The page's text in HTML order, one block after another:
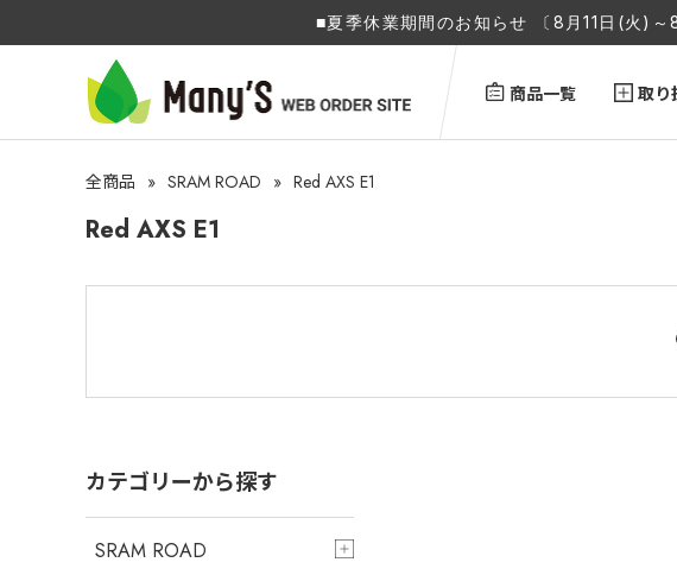
■夏季休業期間のお知らせ 〔8月11日(火)
商品一覧 取り
全商品 » SRAM ROAD » Red AXS E1
Red AXS E1
カテゴリーから探す
SRAM ROAD